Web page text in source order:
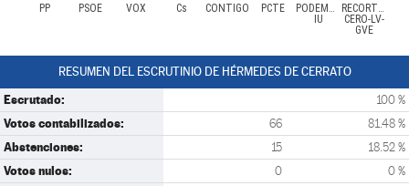
PP PSOE VOX Cs CONTIGO PCTE
PODEMOS-
IU
RECORTES
CERO-LV-
GVE
RESUMEN DEL ESCRUTINIO DE HÉRMEDES DE CERRATO
Escrutado: 100 %
Votos contabilizados: 66 81.48 %
Abstenciones: 15 18.52 %
Votos nulos: 0 0 %